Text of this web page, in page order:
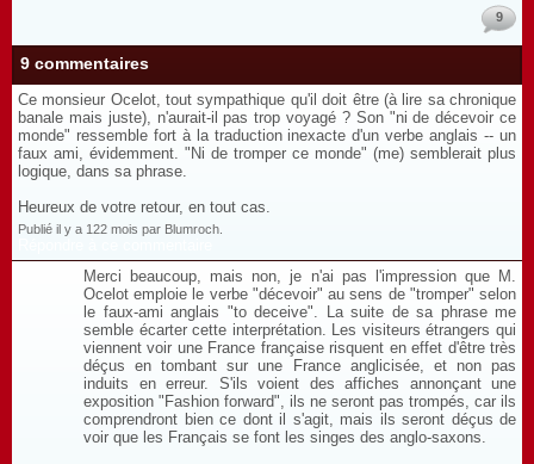
9
9 commentaires
Ce monsieur Ocelot, tout sympathique qu'il doit être (à lire sa chronique
banale mais juste), n'aurait-il pas trop voyagé ? Son "ni de décevoir ce
monde" ressemble fort à la traduction inexacte d'un verbe anglais -- un
faux ami, évidemment. "Ni de tromper ce monde" (me) semblerait plus
logique, dans sa phrase.
Heureux de votre retour, en tout cas.
Publié il y a 122 mois par Blumroch.
Merci beaucoup, mais non, je n'ai pas l'impression que M.
Ocelot emploie le verbe "décevoir" au sens de "tromper" selon
le faux-ami anglais "to deceive". La suite de sa phrase me
semble écarter cette interprétation. Les visiteurs étrangers qui
viennent voir une France française risquent en effet d'être très
déçus en tombant sur une France anglicisée, et non pas
induits en erreur. S'ils voient des affiches annonçant une
exposition "Fashion forward", ils ne seront pas trompés, car ils
comprendront bien ce dont il s'agit, mais ils seront déçus de
voir que les Français se font les singes des anglo-saxons.